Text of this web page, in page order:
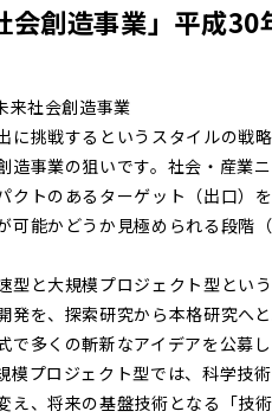
会創造事業」平成
社会創造事業
に挑戦するというスタイルの戦
造事業の狙いです。社会・産業
クトのあるターゲット（出口）
可能かどうか見極められる段階
型と大規模プロジェクト型とい
発を、探索研究から本格研究へ
で多くの斬新なアイデアを公募
模プロジェクト型では、科学技
え、将来の基盤技術となる「技